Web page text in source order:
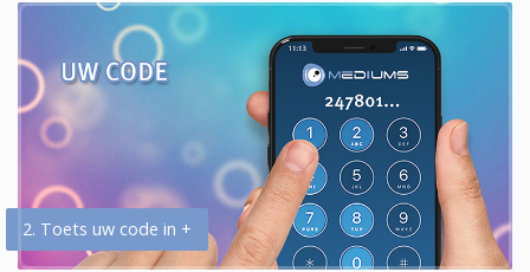
2. Toets uw code in +